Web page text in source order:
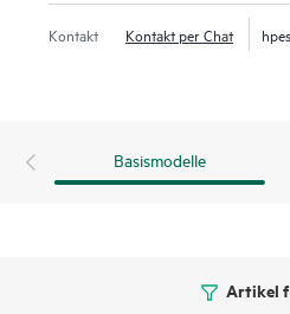
Energieversorgung und
Kabeln und verwendet SFP-
Kontakt Kontakt per Chat
Basismodelle
Artikel